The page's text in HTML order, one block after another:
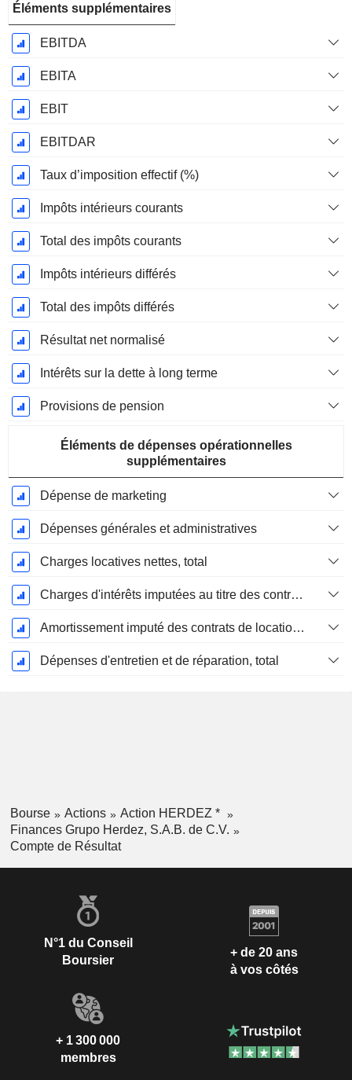
Éléments supplémentaires
EBITDA
EBITA
EBIT
EBITDAR
Taux d’imposition effectif (%)
Impôts intérieurs courants
Total des impôts courants
Impôts intérieurs différés
Total des impôts différés
Résultat net normalisé
Intérêts sur la dette à long terme
Provisions de pension
Éléments de dépenses opérationnelles
supplémentaires
Dépense de marketing
Dépenses générales et administratives
Charges locatives nettes, total
Charges d'intérêts imputées au titre des contrats de location
Amortissement imputé des contrats de location simple
Dépenses d'entretien et de réparation, total
Bourse Actions
Action HERDEZ *
Finances Grupo Herdez, S.A.B. de C.V.
Compte de Résultat
N°1 du Conseil
Boursier
+ de 20 ans
à vos côtés
+ 1 300 000
membres